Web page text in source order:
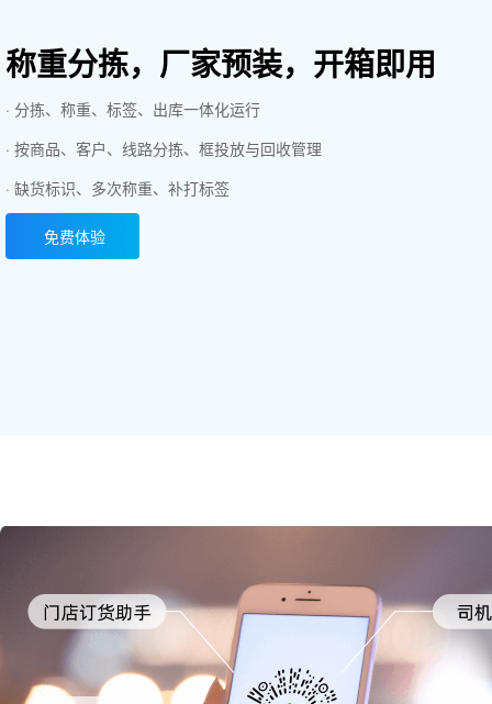
称重分拣，厂家预装，开箱即用
· 分拣、称重、标签、出库一体化运行
· 按商品、客户、线路分拣、框投放与回收管理
· 缺货标识、多次称重、补打标签
免费体验